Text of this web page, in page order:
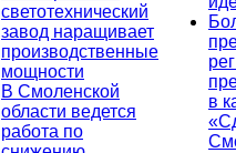
светотехнический
завод наращивает
производственные
мощности
В Смоленской
области ведется
работа по
в